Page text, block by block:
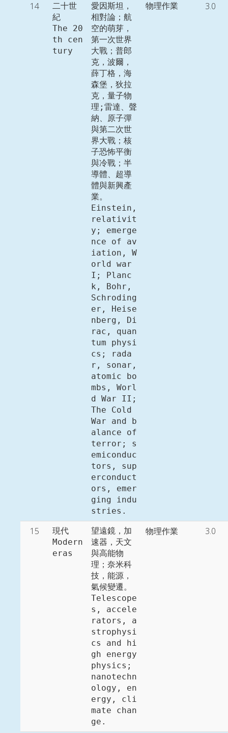
14
二十世
紀
The 20
th cen
tury
愛因斯坦，
相對論；航
空的萌芽，
第一次世界
大戰；普郎
克，波爾，
薛丁格，海
森堡，狄拉
克，量子物
理;雷達、聲
納、原子彈
與第二次世
界大戰；核
子恐怖平衡
與冷戰；半
導體、超導
體與新興產
業。
Einstein,
relativit
y; emerge
nce of av
iation, W
orld war
I; Planc
k, Bohr,
Schroding
er, Heise
nberg, Di
rac, quan
tum physi
cs; rada
r, sonar,
atomic bo
mbs, Worl
d War II;
The Cold
War and b
alance of
terror; s
emiconduc
tors, sup
erconduct
ors, emer
ging indu
stries.
物理作業 3.0
15
現代
Modern
eras
望遠鏡，加
速器，天文
與高能物
理；奈米科
技，能源，
氣候變遷。
Telescope
s, accele
rators, a
strophysi
cs and hi
gh energy
physics;
nanotechn
ology, en
ergy, cli
mate chan
ge.
物理作業 3.0